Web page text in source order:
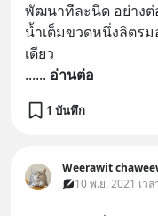
พัฒนาทีละนิด อย่างต่
น้ำเต็มขวดหนึ่งลิตร
เดียว
...... อ่านต่อ
1 บันทึก
Weerawit
10 พ.ย. 2021 เว